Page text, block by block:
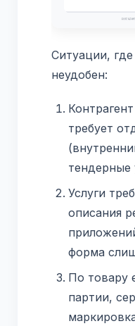
Ситуации,
неудобен:
требует
тендерные
Услуги
описания
форма
По товару
партии,